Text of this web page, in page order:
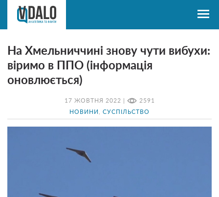
17 ЖОВТНЯ 2022 | 2591
НОВИНИ СУСПІЛЬСТВО
На Хмельниччині знову чути вибухи:
віримо в ППО (інформація
оновлюється)